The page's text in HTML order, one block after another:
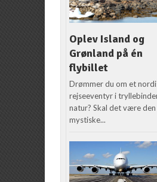
Oplev Island og
Grønland på én
flybillet
Drømmer du om et
rejseeventyr i
natur? Skal det være den
mystiske...